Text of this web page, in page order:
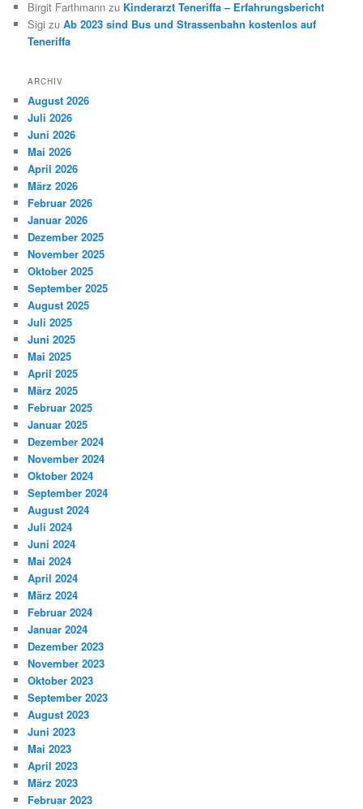
Birgit Farthmann zu Kinderarzt Teneriffa – Erfahrungsbericht
Sigi zuAb 2023 sind Bus und Strassenbahn kostenlos auf
Teneriffa
ARCHIV
August 2026
Juli 2026
Juni 2026
Mai 2026
April 2026
März 2026
Februar 2026
Januar 2026
Dezember 2025
November 2025
Oktober 2025
September 2025
August 2025
Juli 2025
Juni 2025
Mai 2025
April 2025
März 2025
Februar 2025
Januar 2025
Dezember 2024
November 2024
Oktober 2024
September 2024
August 2024
Juli 2024
Juni 2024
Mai 2024
April 2024
März 2024
Februar 2024
Januar 2024
Dezember 2023
November 2023
Oktober 2023
September 2023
August 2023
Juni 2023
Mai 2023
April 2023
März 2023
Februar 2023